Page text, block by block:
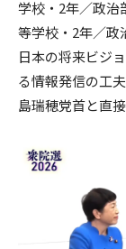
学校・2年／政治
等学校・2年／政
日本の将来ビジ
る情報発信の工
島瑞穂党首と直